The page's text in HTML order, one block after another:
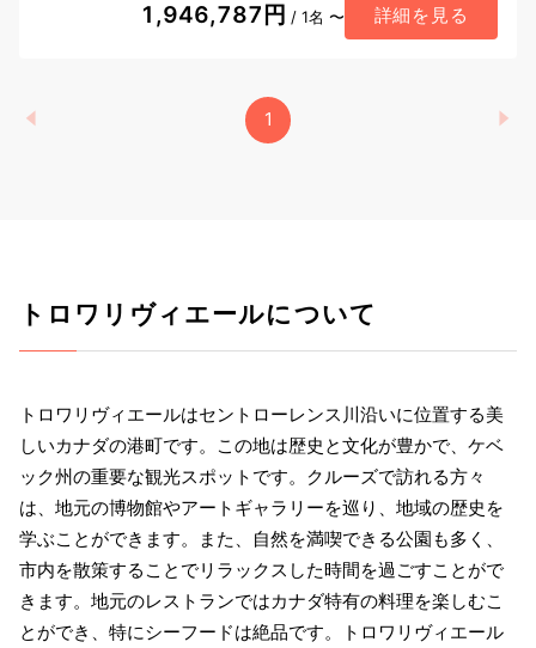
1,946,787円 / 1名 〜 詳細を見る
1
トロワリヴィエールについて
トロワリヴィエールはセントローレンス川沿いに位置する美
しいカナダの港町です。この地は歴史と文化が豊かで、ケベ
ック州の重要な観光スポットです。クルーズで訪れる方々
は、地元の博物館やアートギャラリーを巡り、地域の歴史を
学ぶことができます。また、自然を満喫できる公園も多く、
市内を散策することでリラックスした時間を過ごすことがで
きます。地元のレストランではカナダ特有の料理を楽しむこ
とができ、特にシーフードは絶品です。トロワリヴィエール